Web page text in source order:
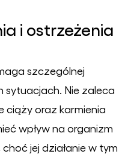
i ostrzeżenia
szczególnej
sytuacjach. Nie zaleca
ciąży oraz karmienia
wpływ na organizm
jej działanie w tym